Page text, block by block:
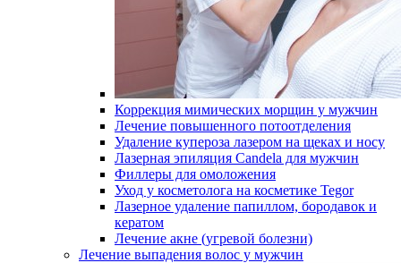
Коррекция мимических морщин у мужчин
Лечение повышенного потоотделения
Удаление купероза лазером на щеках и носу
Лазерная эпиляция Candela для мужчин
Филлеры для омоложения
Уход у косметолога на косметике Tegor
Лазерное удаление папиллом, бородавок и
кератом
Лечение акне (угревой болезни)
Лечение выпадения волос у мужчин